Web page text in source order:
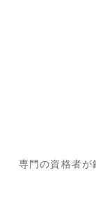
専門の資格者が